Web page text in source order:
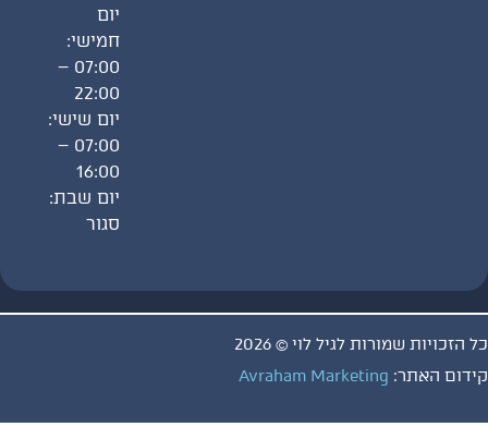
חמישי:
07:00 –
22:00
יום שישי:
07:00 –
16:00
יום שבת:
שמורות לגיל לוי © 2026
האתר:Avraham Marketing